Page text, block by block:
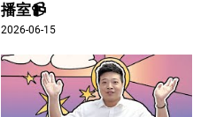
播室📹
2026-06-15